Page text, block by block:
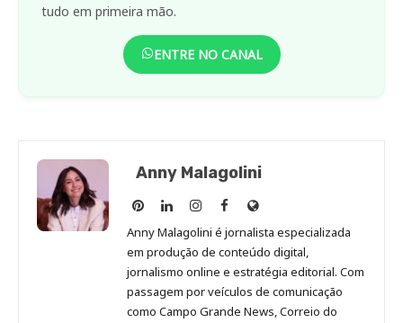
tudo em primeira mão.
ENTRE NO CANAL
Anny Malagolini
Anny
Malagolini
no
Pinterest
Anny
Malagolini
no
LinkedIn
Anny
Malagolini
no
Instagram
Anny
Malagolini
no
Facebook
Site
de
Anny
Malagolini
Anny Malagolini é jornalista especializada
em produção de conteúdo digital,
jornalismo online e estratégia editorial. Com
passagem por veículos de comunicação
como Campo Grande News, Correio do